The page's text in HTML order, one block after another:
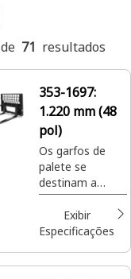
de 71 resultados
353-1697:
1.220 mm (48
pol)
Os garfos de
palete se
destinam a
movimentar
cargas em
paletes em
construção,
Exibir
Especificações